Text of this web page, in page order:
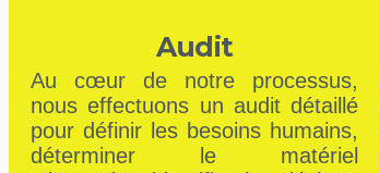
Audit
Au cœur de notre processus,
nous effectuons un audit détaillé
pour définir les besoins humains,
déterminer le matériel